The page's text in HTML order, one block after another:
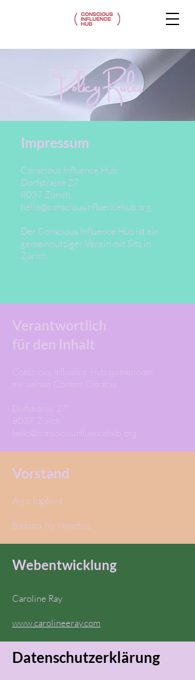
Policy Rules
Impressum
Conscious Influence Hub
Dorfstrasse 27
8037 Zürich
hello@consciousinfluencehub.org
Der Conscious Influence Hub ist ein
gemeinnütziger Verein mit Sitz in
Zürich.
Verantwortlich
für den Inhalt
Conscious Influence Hub gemeinsam
mit seinen Content Creators
Dorfstrasse 27
8037 Zürich
hello@consciousinfluencehub.org
Vorstand
Anja Lapčević
Barbara Fry Henchoz
Webentwicklung
Caroline Ray
www.carolineeray.com
Datenschutzerklärung